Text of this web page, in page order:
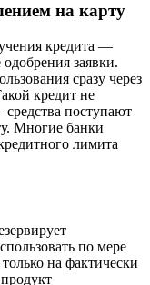
на карту
кредита —
заявки.
сразу через
кредит не
средства поступают
Многие банки
лимита
по мере
на фактически